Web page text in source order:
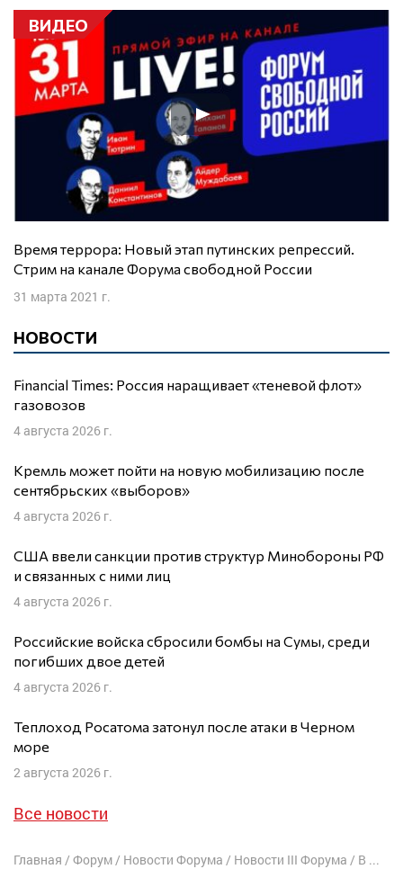
ВИДЕО
Время террора: Новый этап путинских репрессий.
Стрим на канале Форума свободной России
31 марта 2021 г.
НОВОСТИ
Financial Times: Россия наращивает «теневой флот»
газовозов
4 августа 2026 г.
Кремль может пойти на новую мобилизацию после
сентябрьских «выборов»
4 августа 2026 г.
США ввели санкции против структур Минобороны РФ
и связанных с ними лиц
4 августа 2026 г.
Российские войска сбросили бомбы на Сумы, среди
погибших двое детей
4 августа 2026 г.
Теплоход Росатома затонул после атаки в Черном
море
2 августа 2026 г.
Все новости
Главная / Форум/ Новости Форума / Новости III Форума / В Вильнюсе состоится 3-й Форум свободной России